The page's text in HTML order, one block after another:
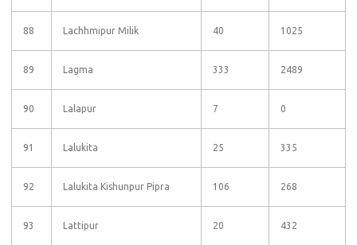
88 Lachhmipur Milik 40 1025
89 Lagma 333 2489
90 Lalapur 7 0
91 Lalukita 25 335
92 Lalukita Kishunpur Pipra 106 268
93 Lattipur 20 432